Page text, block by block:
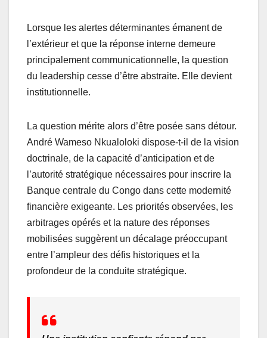
Lorsque les alertes déterminantes émanent de
l’extérieur et que la réponse interne demeure
principalement communicationnelle, la question
du leadership cesse d’être abstraite. Elle devient
institutionnelle.
La question mérite alors d’être posée sans détour.
André Wameso Nkualoloki dispose-t-il de la vision
doctrinale, de la capacité d’anticipation et de
l’autorité stratégique nécessaires pour inscrire la
Banque centrale du Congo dans cette modernité
financière exigeante. Les priorités observées, les
arbitrages opérés et la nature des réponses
mobilisées suggèrent un décalage préoccupant
entre l’ampleur des défis historiques et la
profondeur de la conduite stratégique.